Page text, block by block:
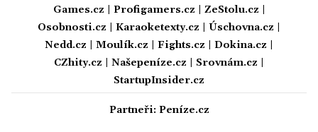
Games.cz
Profigamers.cz ZeStolu.cz
Osobnosti.cz
Karaoketexty.cz Úschovna.cz
Nedd.cz
Moulík.cz Fights.cz Dokina.cz
CZhity.cz
Našepeníze.cz Srovnám.cz
StartupInsider.cz
Partneři: Peníze.cz